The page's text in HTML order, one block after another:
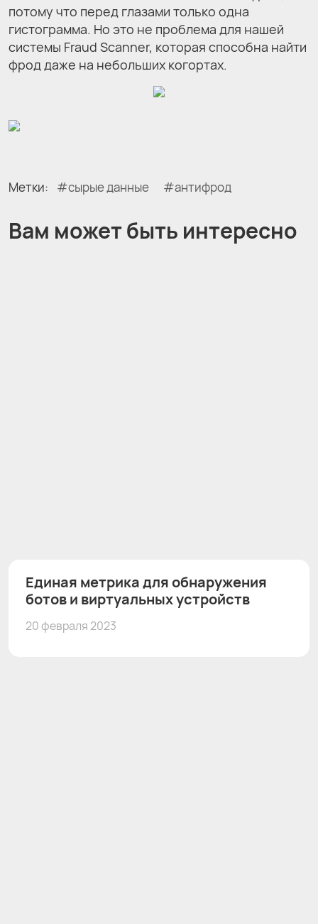
потому что перед глазами только одна
гистограмма. Но это не проблема для нашей
системы Fraud Scanner, которая способна найти
фрод даже на небольших когортах.
Метки: сырые данные антифрод
Вам может быть интересно
Единая метрика для обнаружения
ботов и виртуальных устройств
20 февраля 2023